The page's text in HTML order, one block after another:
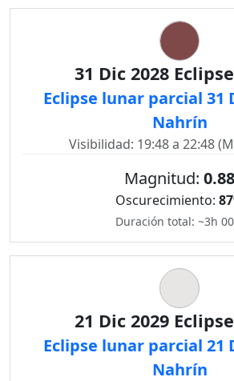
31 Dic 2028
Eclipse lunar parcial 31
Nahrín
Visibilidad: 19:48 a 22:48
Magnitud: 0.88
Oscurecimiento:
Duración total: ~3h
21 Dic 2029
Eclipse lunar parcial 21
Nahrín